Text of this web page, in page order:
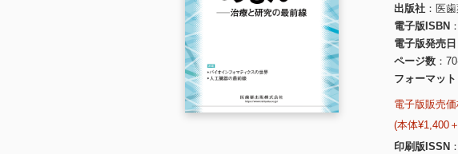
出版社
医
電子版ISBN
電子版発売日
ページ数
フォーマット
電子版販売価
(本体¥1,400
印刷版ISSN